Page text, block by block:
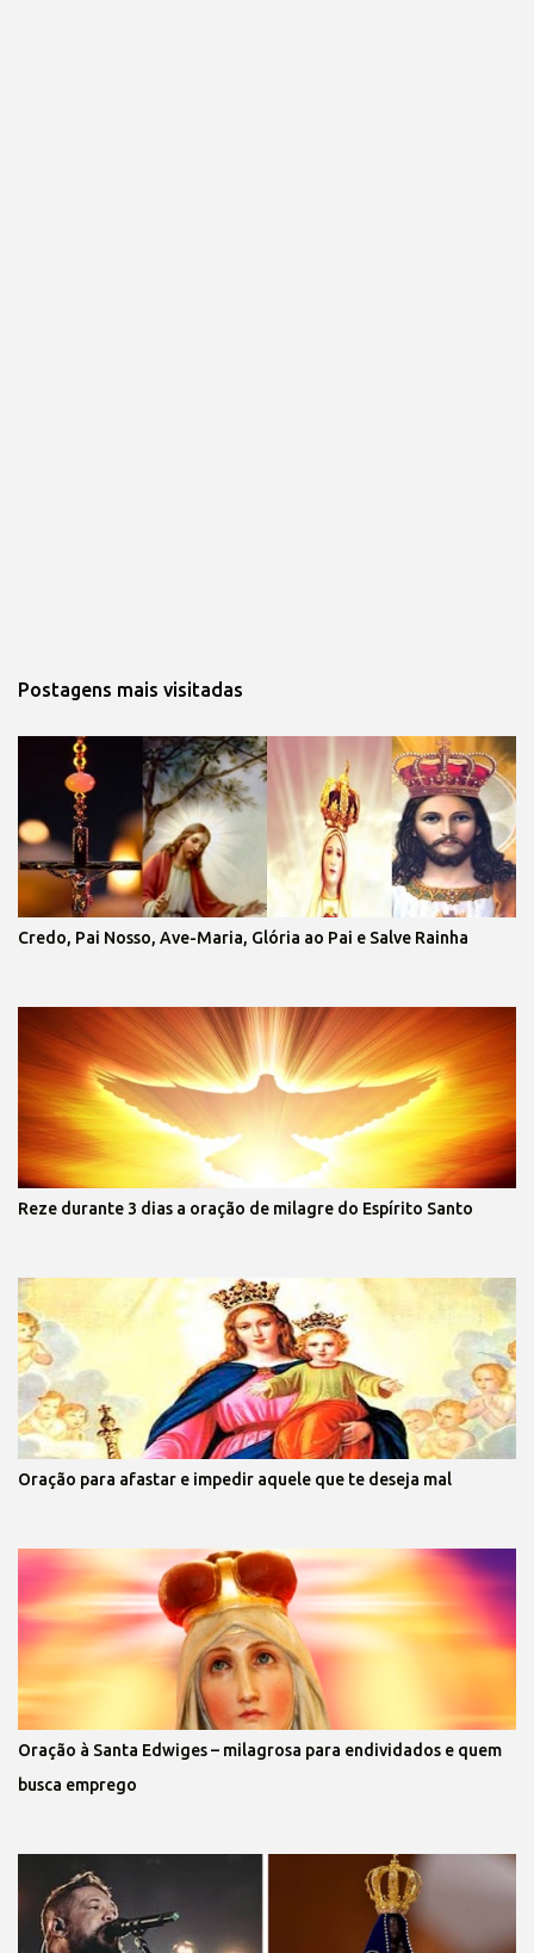
Postagens mais visitadas
Credo, Pai Nosso, Ave-Maria, Glória ao Pai e Salve Rainha
Reze durante 3 dias a oração de milagre do Espírito Santo
Oração para afastar e impedir aquele que te deseja mal
Oração à Santa Edwiges – milagrosa para endividados e quem
busca emprego